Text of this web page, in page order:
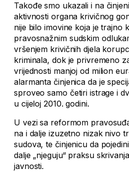
Takođe smo ukazali i na
aktivnosti organa krivičnog
nije bilo imovine koja je trajno
pravosnažnim sudskim
vršenjem krivičnih djela
kriminala, dok je privremeno
vrijednosti manjoj od milion
alarmanta činjenica da je
sproveo samo četiri istrage i
u cijeloj 2010. godini.
U vezi sa reformom
na i dalje izuzetno nizak nivo
sudova, te činjenicu da
dalje „njeguju“ praksu
javnosti.